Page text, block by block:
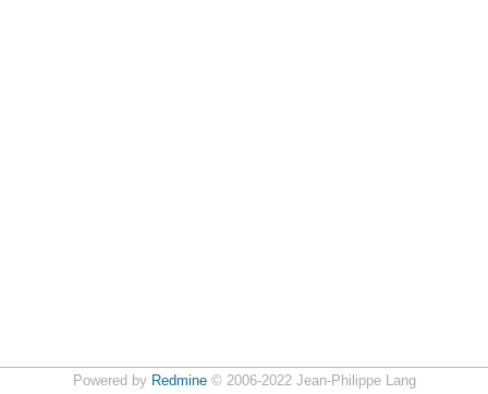
Powered by Redmine© 2006-2022 Jean-Philippe Lang